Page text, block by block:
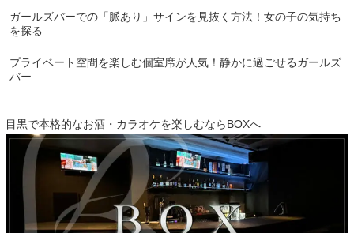
ガールズバーでの「脈あり」サインを見抜く方法！女の子の気持ち
を探る
プライベート空間を楽しむ個室席が人気！静かに過ごせるガールズ
バー
目黒で本格的なお酒・カラオケを楽しむならBOXへ